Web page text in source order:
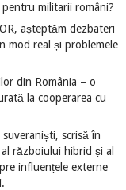
militarii români?
așteptăm dezbateri
mod real și problemele
din România – o
la cooperarea cu
scrisă în
războiului hibrid și al
influențele externe